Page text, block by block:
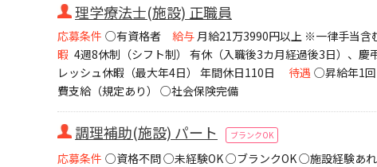
理学療法士(施設) 正職員
応募条件 ○有資格者 給与 月給21万3990円以上 ※一律手当
暇 4週8休制（シフト制） 有休（入職後3カ月経過後3日）、
レッシュ休暇（最大年4日） 年間休日110日
待遇 ○昇給年1
費支給（規定あり） ○社会保険完備
調理補助(施設) パート ブランクOK
応募条件 ○資格不問 ○未経験OK ○ブランクOK ○施設経験あ